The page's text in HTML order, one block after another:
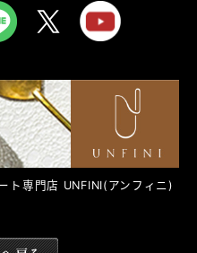
ト専門店 UNFINI(アンフィニ)